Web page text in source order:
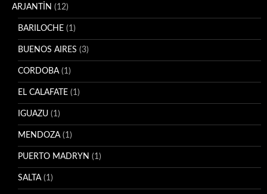
ARJANTİN (12)
BARILOCHE (1)
BUENOS AIRES (3)
CORDOBA (1)
EL CALAFATE (1)
IGUAZU (1)
MENDOZA (1)
PUERTO MADRYN (1)
SALTA (1)